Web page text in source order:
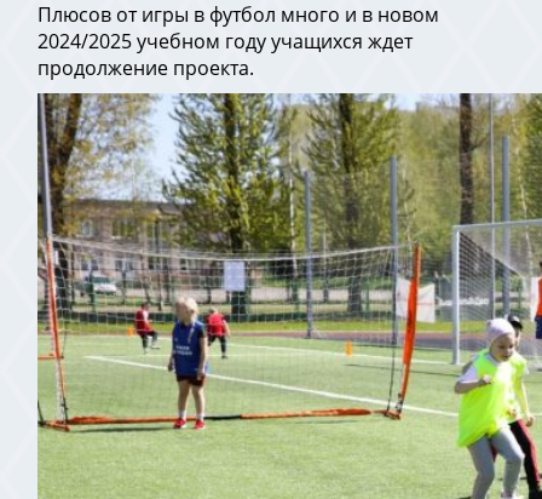
Плюсов от игры в футбол много и в новом
2024/2025 учебном году учащихся ждет
продолжение проекта.